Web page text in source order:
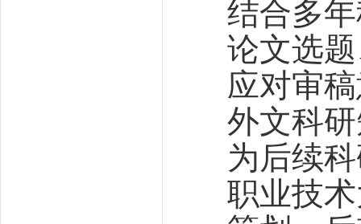
结合多
论文选
应对审
外文科
为后续
职业技